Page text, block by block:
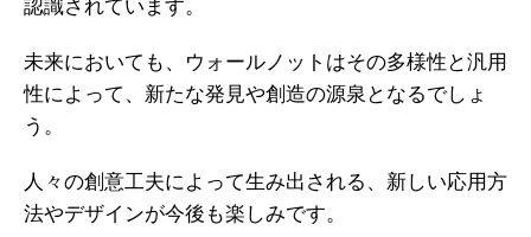
認識されています。
未来においても、ウォールノットはその多様性と汎用
性によって、新たな発見や創造の源泉となるでしょ
う。
人々の創意工夫によって生み出される、新しい応用方
法やデザインが今後も楽しみです。